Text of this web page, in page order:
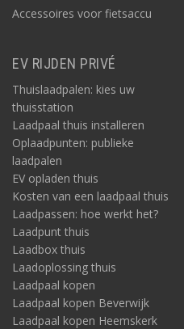
Accessoires voor fietsaccu
EV RIJDEN PRIVÉ
Thuislaadpalen: kies uw
thuisstation
Laadpaal thuis installeren
Oplaadpunten: publieke
laadpalen
EV opladen thuis
Kosten van een laadpaal thuis
Laadpassen: hoe werkt het?
Laadpunt thuis
Laadbox thuis
Laadoplossing thuis
Laadpaal kopen
Laadpaal kopen Beverwijk
Laadpaal kopen Heemskerk